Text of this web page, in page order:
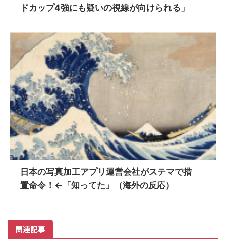
ドカップ4強にも疑いの視線が向けられる」
日本の写真加工アプリ運営会社がステマで措
置命令！←「知ってた」（海外の反応）
関連記事